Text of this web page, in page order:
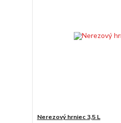
Nerezový hrniec 3,5 L